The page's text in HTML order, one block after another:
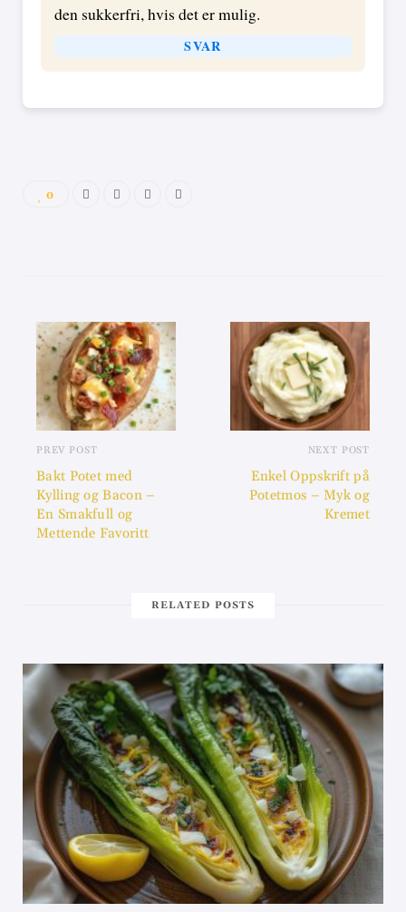
den sukkerfri, hvis det er mulig.
SVAR
0
PREV POST
Bakt Potet med
Kylling og Bacon –
En Smakfull og
Mettende Favoritt
NEXT POST
Enkel Oppskrift på
Potetmos – Myk og
Kremet
RELATED POSTS